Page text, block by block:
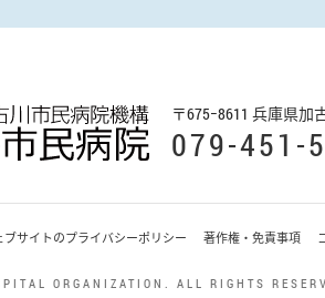
〒675−8611 兵庫県加
079-451-
ブサイトのプライバシーポリシー 著作権・免責事項
ORGANIZATION. ALL RIGHTS